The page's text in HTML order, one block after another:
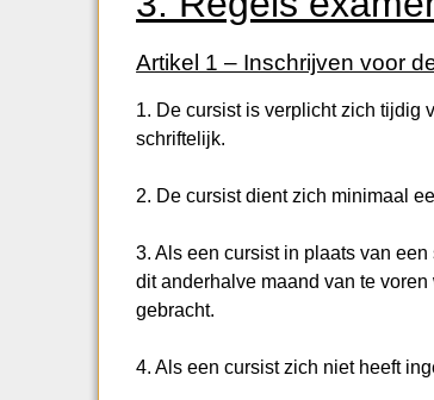
Artikel 1 – Inschrijven voor
1. De cursist is verplicht zich tijdig
schriftelijk.
2. De cursist dient zich minimaal
3. Als een cursist in plaats van
dit anderhalve maand van te
gebracht.
4. Als een cursist zich niet heeft